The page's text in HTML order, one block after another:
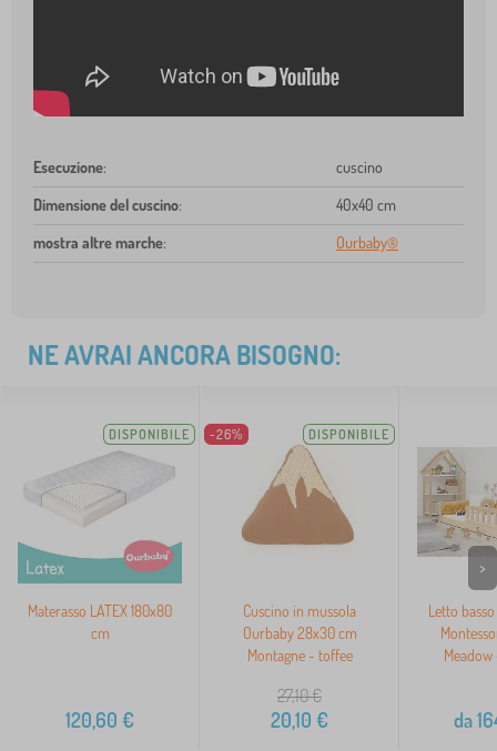
Esecuzione:
cuscino
Dimensione del cuscino:
40x40 cm
mostra altre marche: Ourbaby®
NE AVRAI ANCORA BISOGNO:
DISPONIBILE
Materasso LATEX 180x80
cm
120,60 €
-26% DISPONIBILE
Cuscino in mussola
Ourbaby 28x30 cm
Montagne - toffee
27,10€
20,10 €
Letto
da
>